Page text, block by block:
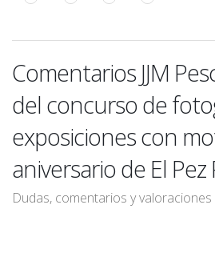
Comentarios JJM
del concurso de
exposiciones con
aniversario de El Pez
Dudas, comentarios y valoraciones